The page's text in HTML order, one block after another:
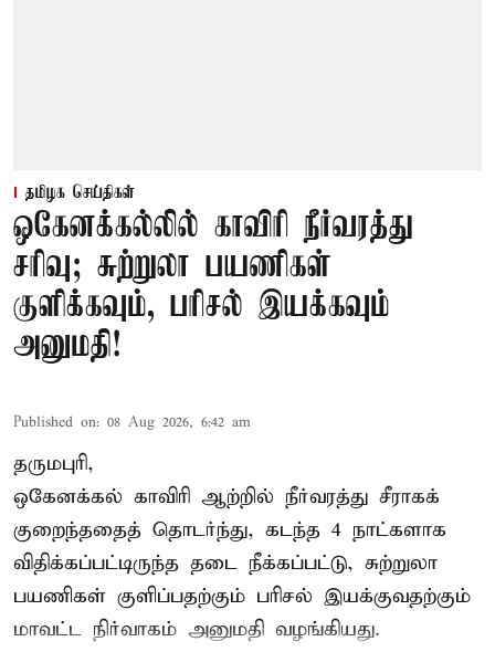
தமிழக செய்திகள்
ஒகேனக்கல்லில் காவிரி நீர்வரத்து
சரிவு; சுற்றுலா பயணிகள்
குளிக்கவும், பரிசல் இயக்கவும்
அனுமதி!
Published on: 08 Aug 2026, 6:42 am
தருமபுரி,
ஒகேனக்கல் காவிரி ஆற்றில் நீர்வரத்து சீராகக்
குறைந்ததைத் தொடர்ந்து, கடந்த 4 நாட்களாக
விதிக்கப்பட்டிருந்த தடை நீக்கப்பட்டு, சுற்றுலா
பயணிகள் குளிப்பதற்கும் பரிசல் இயக்குவதற்கும்
மாவட்ட நிர்வாகம் அனுமதி வழங்கியது.